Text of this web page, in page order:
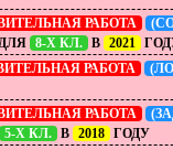
РАБОТА
8-Х КЛ. В 2021
РАБОТА
РАБОТА
5-Х КЛ. В 2018 ГОДУ